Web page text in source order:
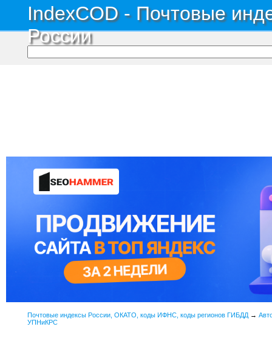
IndexCOD - Почтовые
России
Почтовые индексы России, ОКАТО, коды ИФНС, коды регионов ГИБДД →
УПНиКРС